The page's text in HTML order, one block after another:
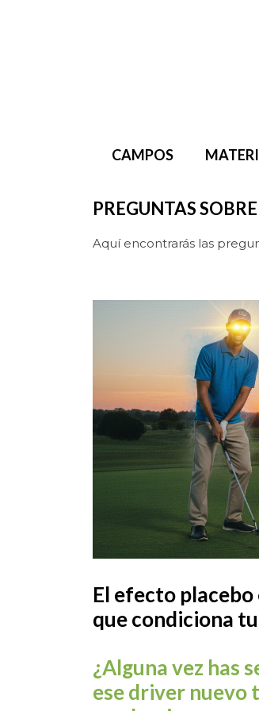
CAMPOS
PREGUNTAS
Aquí encontrarás las
El efecto
que condiciona
¿Alguna vez has
ese driver nuevo